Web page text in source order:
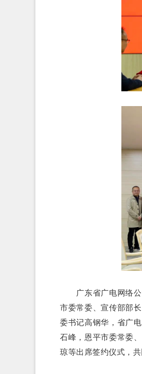
广东省广电网络公
市委常委、宣传部部
委书记高钢华，省广
石峰，恩平市委常委
琼等出席签约仪式，